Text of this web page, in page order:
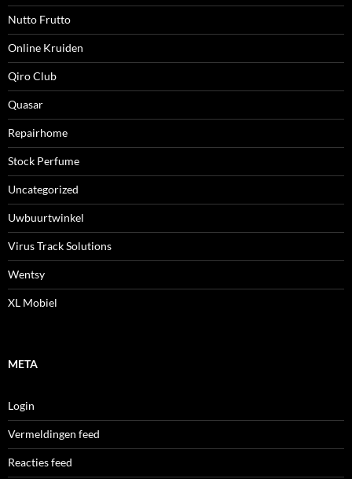
Nutto Frutto
Online Kruiden
Qiro Club
Quasar
Repairhome
Stock Perfume
Uncategorized
Uwbuurtwinkel
Virus Track Solutions
Wentsy
XL Mobiel
META
Login
Vermeldingen feed
Reacties feed